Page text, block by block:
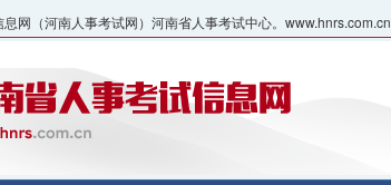
网（河南人事考试网）河南省人事考试中心。www.hnrs.com.cn